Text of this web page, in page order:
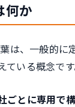
何か
は、一般的に
いる概念です
ごとに専用で